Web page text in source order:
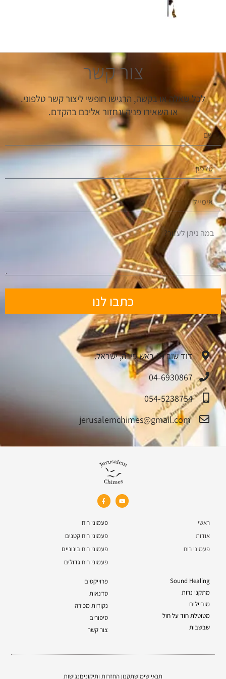
צור קשר
לכל שאלה או בקשה, הרגישו חופשי ליצור קשר טלפוני.
או השאירו פניה ונחזור אליכם בהקדם.
כתבו לנו
דוד שוב 19 ראש פינה, ישראל.
04-6930867
054-5238754
jerusalemchimes@gmail.com‏
ראשי
אודות
פעמוני רוח
פעמוני רוח
פעמוני רוח קטנים
פעמוני רוח בינוניים
פעמוני רוח גדולים
Sound Healing
מתקני נרות
מוביילים
מטוטלת חוד על חול
שבשבות
פרוייקטים
סדנאות
נקודות מכירה
סיפורים
צור קשר
תנאי שימושתקנון החזרות ותיקוניםנגישות